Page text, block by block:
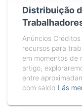
Distribuição
Anúncios
recursos para
em momentos de
artigo,
entre
com saldo Läs